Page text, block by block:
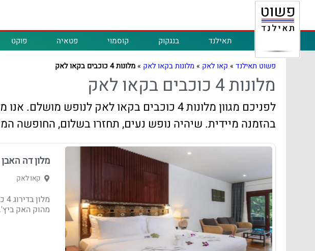
תאילנד בנגקוק קוסמוי פטאיה פוקט
פשוט תאילנד » קאו לאק » מלונות בקאו לאק »מלונות 4 כוכבים בקאו לאק
מלונות 4 כוכבים בקאו לאק
לפניכם מגוון מלונות 4 כוכבים בקאו לאק
בהזמנה מיידית. שיהיה נופש נעים, תחזרו בשלום, החופשה
מלון דה
קאו לאק
מהוק האק ביץ'. טווח